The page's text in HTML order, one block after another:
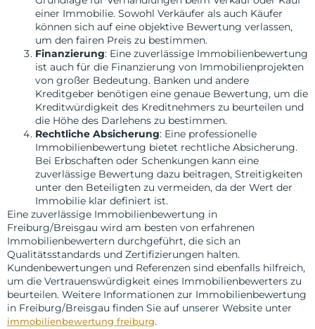
einer Immobilie. Sowohl Verkäufer als auch Käufer
können sich auf eine objektive Bewertung verlassen,
um den fairen Preis zu bestimmen.
Finanzierung: Eine zuverlässige Immobilienbewertung
ist auch für die Finanzierung von Immobilienprojekten
von großer Bedeutung. Banken und andere
Kreditgeber benötigen eine genaue Bewertung, um die
Kreditwürdigkeit des Kreditnehmers zu beurteilen und
die Höhe des Darlehens zu bestimmen.
Rechtliche Absicherung: Eine professionelle
Immobilienbewertung bietet rechtliche Absicherung.
Bei Erbschaften oder Schenkungen kann eine
zuverlässige Bewertung dazu beitragen, Streitigkeiten
unter den Beteiligten zu vermeiden, da der Wert der
Immobilie klar definiert ist.
Eine zuverlässige Immobilienbewertung in
Freiburg/Breisgau wird am besten von erfahrenen
Immobilienbewertern durchgeführt, die sich an
Qualitätsstandards und Zertifizierungen halten.
Kundenbewertungen und Referenzen sind ebenfalls hilfreich,
um die Vertrauenswürdigkeit eines Immobilienbewerters zu
beurteilen. Weitere Informationen zur Immobilienbewertung
in Freiburg/Breisgau finden Sie auf unserer Website unter
immobilienbewertung freiburg.